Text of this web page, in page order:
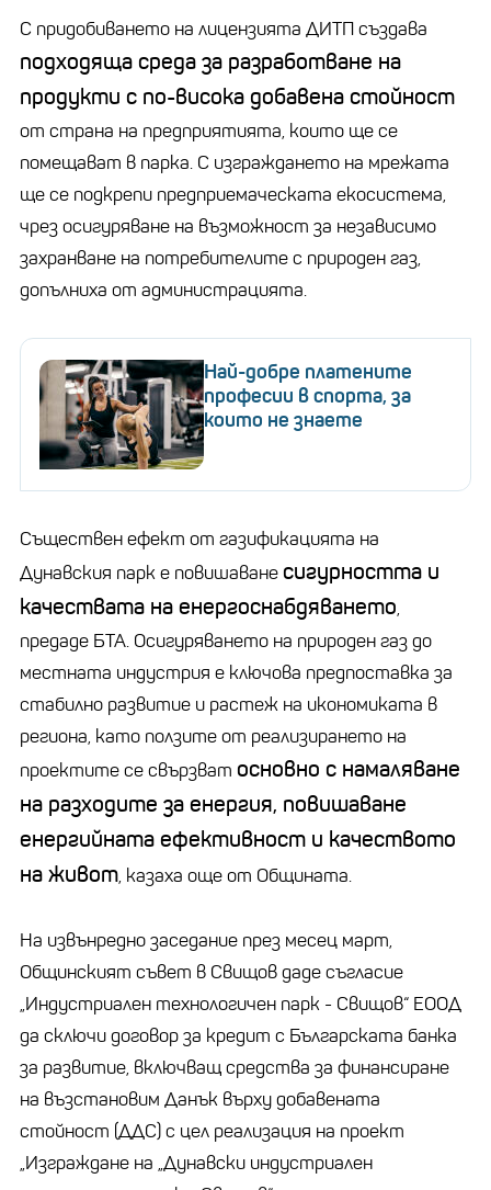
С придобиването на лицензията ДИТП създава
подходяща среда за разработване на
продукти с по-висока добавена стойност
от страна на предприятията, които ще се
помещават в парка. С изграждането на мрежата
ще се подкрепи предприемаческата екосистема,
чрез осигуряване на възможност за независимо
захранване на потребителите с природен газ,
допълниха от администрацията.
Най-добре платените
професии в спорта, за
които не знаете
Съществен ефект от газификацията на
Дунавския парк е повишаванесигурността и
качествата на енергоснабдяването,
предаде БТА. Осигуряването на природен газ до
местната индустрия е ключова предпоставка за
стабилно развитие и растеж на икономиката в
региона, като ползите от реализирането на
проектите се свързват основно с намаляване
на разходите за енергия, повишаване
енергийната ефективност и качеството
на живот, казаха още от Общината.
На извънредно заседание през месец март,
Общинският съвет в Свищов даде съгласие
„Индустриален технологичен парк - Свищов“ ЕООД
да сключи договор за кредит с Българската банка
за развитие, включващ средства за финансиране
на възстановим Данък върху добавената
стойност (ДДС) с цел реализация на проект
„Изграждане на „Дунавски индустриален